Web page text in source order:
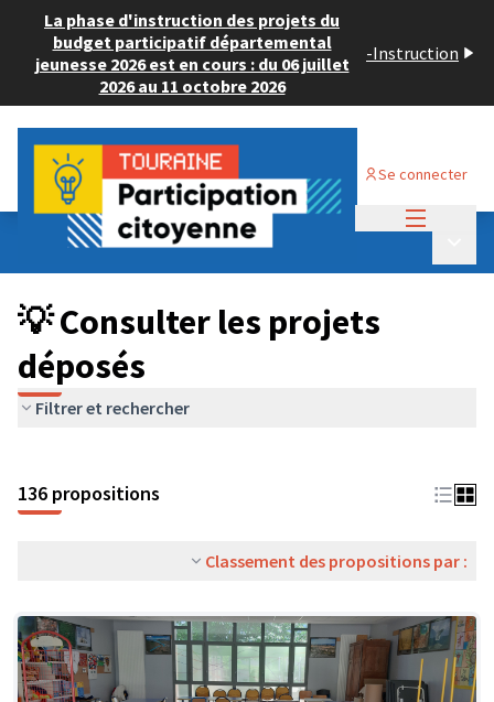
La phase d'instruction des projets du
budget participatif départemental
jeunesse 2026 est en cours : du 06 juillet
2026 au 11 octobre 2026
-Instruction
Se connecter
Budget Participatif JEUNESSE 2024
💡 Consulter les projets déposés
💡 Consulter les projets
déposés
Filtrer et rechercher
136 propositions
Classement des propositions par :